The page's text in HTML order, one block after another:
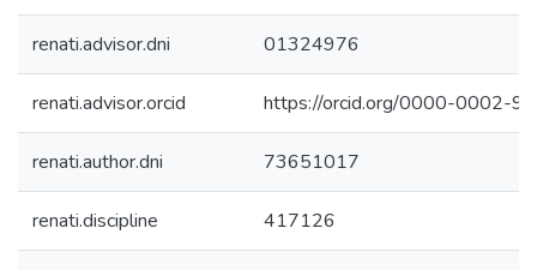
renati.advisor.dni 01324976
renati.advisor.orcid https://orcid.org/0000-0002-
renati.author.dni 73651017
renati.discipline 417126